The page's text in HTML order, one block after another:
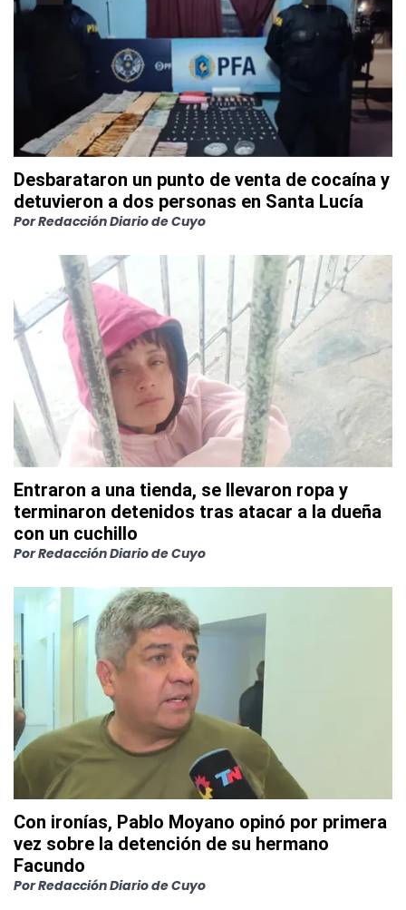
Desbarataron un punto de venta de cocaína y
detuvieron a dos personas en Santa Lucía
PorRedacción Diario de Cuyo
Entraron a una tienda, se llevaron ropa y
terminaron detenidos tras atacar a la dueña
con un cuchillo
PorRedacción Diario de Cuyo
Con ironías, Pablo Moyano opinó por primera
vez sobre la detención de su hermano
Facundo
PorRedacción Diario de Cuyo